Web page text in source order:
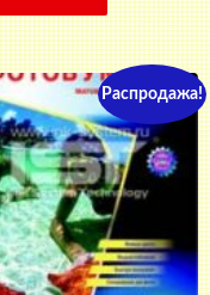
Распродажа!